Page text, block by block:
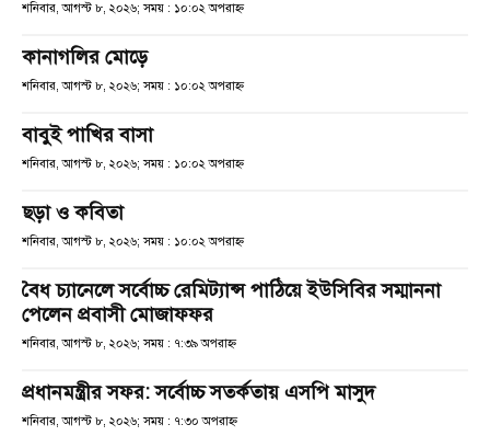
শনিবার, আগস্ট ৮, ২০২৬; সময় : ১০:০২ অপরাহ্ণ
কানাগলির মোড়ে
শনিবার, আগস্ট ৮, ২০২৬; সময় : ১০:০২ অপরাহ্ণ
বাবুই পাখির বাসা
শনিবার, আগস্ট ৮, ২০২৬; সময় : ১০:০২ অপরাহ্ণ
ছড়া ও কবিতা
শনিবার, আগস্ট ৮, ২০২৬; সময় : ১০:০২ অপরাহ্ণ
বৈধ চ্যানেলে সর্বোচ্চ রেমিট্যান্স পাঠিয়ে ইউসিবির সম্মাননা
পেলেন প্রবাসী মোজাফফর
শনিবার, আগস্ট ৮, ২০২৬; সময় : ৭:৩৯ অপরাহ্ণ
প্রধানমন্ত্রীর সফর: সর্বোচ্চ সতর্কতায় এসপি মাসুদ
শনিবার, আগস্ট ৮, ২০২৬; সময় : ৭:৩০ অপরাহ্ণ